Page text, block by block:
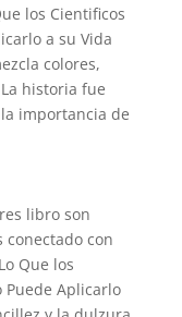
los Cientificos
a su Vida
colores,
historia fue
importancia de
libro son
con
Que los
Puede Aplicarlo